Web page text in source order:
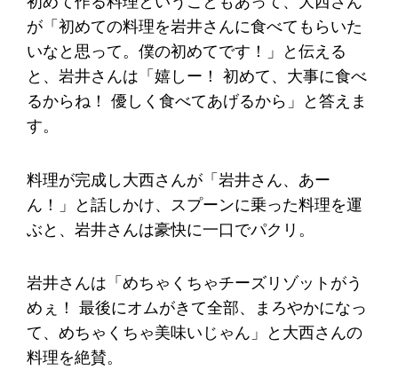
が「初めての料理を岩井さんに食べてもらいた
いなと思って。僕の初めてです！」と伝える
と、岩井さんは「嬉しー！ 初めて、大事に食べ
るからね！ 優しく食べてあげるから」と答えま
す。
料理が完成し大西さんが「岩井さん、あー
ん！」と話しかけ、スプーンに乗った料理を運
ぶと、岩井さんは豪快に一口でパクリ。
岩井さんは「めちゃくちゃチーズリゾットがう
めぇ！ 最後にオムがきて全部、まろやかになっ
て、めちゃくちゃ美味いじゃん」と大西さんの
料理を絶賛。